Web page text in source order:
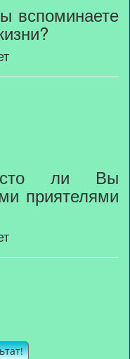
вспоминаете
ли Вы
приятелями